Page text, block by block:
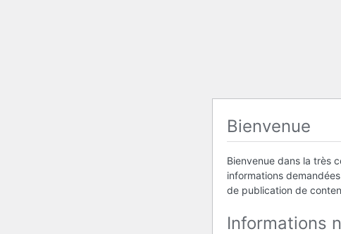
Bienvenue
Bienvenue dans la très
informations
de publication de
Informations